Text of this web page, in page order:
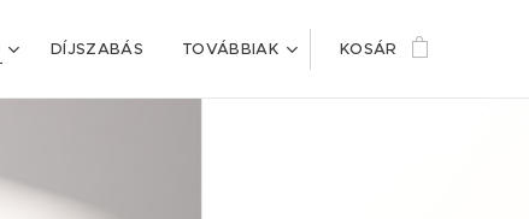
DÍJSZABÁS TOVÁBBIAK KOSÁR